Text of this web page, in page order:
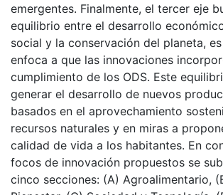
emergentes. Finalmente, el tercer eje
equilibrio entre el desarrollo
social y la conservación del planeta,
enfoca a que las innovaciones
cumplimiento de los ODS. Este
generar el desarrollo de nuevos
basados en el aprovechamiento
recursos naturales y en miras a
calidad de vida a los habitantes. En
focos de innovación propuestos se
cinco secciones: (A) Agroalimentario,